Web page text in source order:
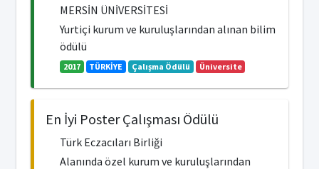
MERSİN ÜNİVERSİTESİ
Yurtiçi kurum ve kuruluşlarından alınan bilim
ödülü
2017 TÜRKİYE Çalışma Ödülü Üniversite
En İyi Poster Çalışması Ödülü
Türk Eczacıları Birliği
Alanında özel kurum ve kuruluşlarından